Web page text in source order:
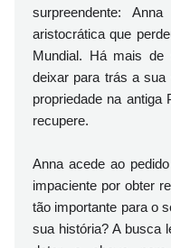
surpreendente:
aristocrática que
Mundial. Há mais
deixar para trás a
propriedade na antiga
recupere.
Anna acede ao
impaciente por obter
tão importante para o
sua história? A busca